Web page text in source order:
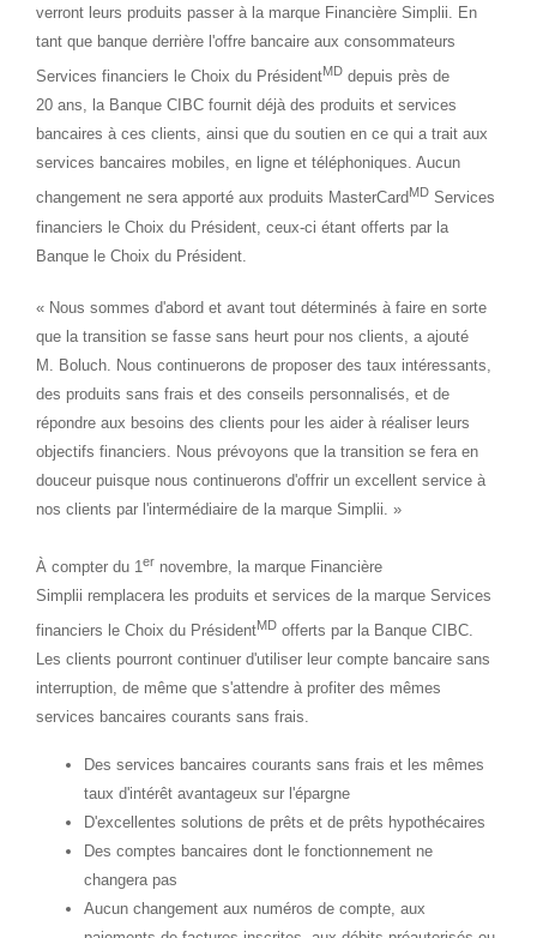
verront leurs produits passer à la marque Financière Simplii. En
tant que banque derrière l'offre bancaire aux consommateurs
Services financiers le Choix du PrésidentMD depuis près de
20 ans, la Banque CIBC fournit déjà des produits et services
bancaires à ces clients, ainsi que du soutien en ce qui a trait aux
services bancaires mobiles, en ligne et téléphoniques. Aucun
changement ne sera apporté aux produits MasterCardMD Services
financiers le Choix du Président, ceux-ci étant offerts par la
Banque le Choix du Président.
« Nous sommes d'abord et avant tout déterminés à faire en sorte
que la transition se fasse sans heurt pour nos clients, a ajouté
M. Boluch. Nous continuerons de proposer des taux intéressants,
des produits sans frais et des conseils personnalisés, et de
répondre aux besoins des clients pour les aider à réaliser leurs
objectifs financiers. Nous prévoyons que la transition se fera en
douceur puisque nous continuerons d'offrir un excellent service à
nos clients par l'intermédiaire de la marque Simplii. »
À compter du 1er novembre, la marque Financière
Simplii remplacera les produits et services de la marque Services
financiers le Choix du PrésidentMD offerts par la Banque CIBC.
Les clients pourront continuer d'utiliser leur compte bancaire sans
interruption, de même que s'attendre à profiter des mêmes
services bancaires courants sans frais.
Des services bancaires courants sans frais et les mêmes
taux d'intérêt avantageux sur l'épargne
D'excellentes solutions de prêts et de prêts hypothécaires
Des comptes bancaires dont le fonctionnement ne
changera pas
Aucun changement aux numéros de compte, aux